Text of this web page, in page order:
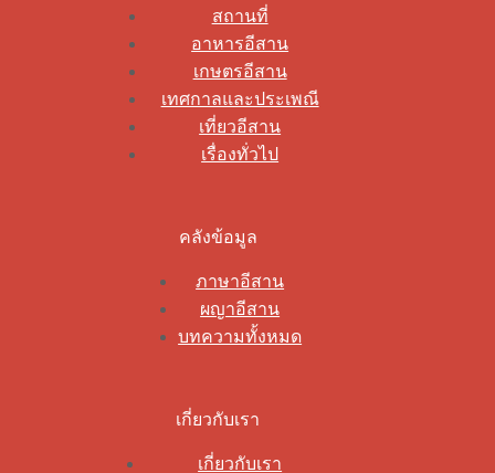
สถานที่
อาหารอีสาน
เกษตรอีสาน
เทศกาลและประเพณี
เที่ยวอีสาน
เรื่องทั่วไป
คลังข้อมูล
ภาษาอีสาน
ผญาอีสาน
บทความทั้งหมด
เกี่ยวกับเรา
เกี่ยวกับเรา